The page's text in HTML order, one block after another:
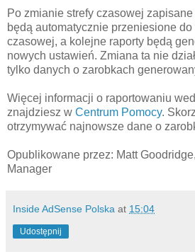
Po zmianie strefy czasowej
będą automatycznie przeniesione
czasowej, a kolejne raporty będą
nowych ustawień. Zmiana ta nie
tylko danych o zarobkach
Więcej informacji o raportowaniu
znajdziesz w Centrum Pomocy.
otrzymywać najnowsze dane o
Opublikowane przez: Matt
Manager
Inside AdSense Polska at 15:04
Udostępnij